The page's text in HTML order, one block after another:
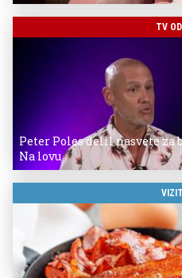
TV
Peter Poles delil nasvete za
Na lovu